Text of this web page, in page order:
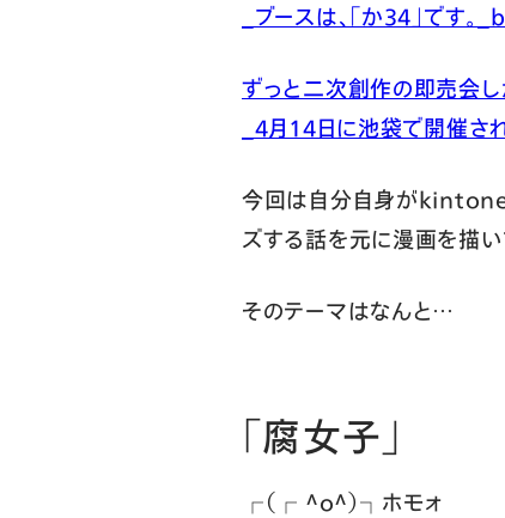
_ブースは、「か34」です
ずっと二次創作の即売会し
_4月14日に池袋で開催さ
今回は自分自身がkintone
ズする話を元に漫画を描い
そのテーマはなんと…
「腐女子」
┌（┌ ＾o＾）┐ ホモォ